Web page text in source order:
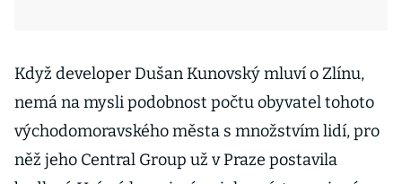
Když developer Dušan Kunovský mluví o Zlínu,
nemá na mysli podobnost počtu obyvatel tohoto
východomoravského města s množstvím lidí, pro
něž jeho Central Group už v Praze postavila